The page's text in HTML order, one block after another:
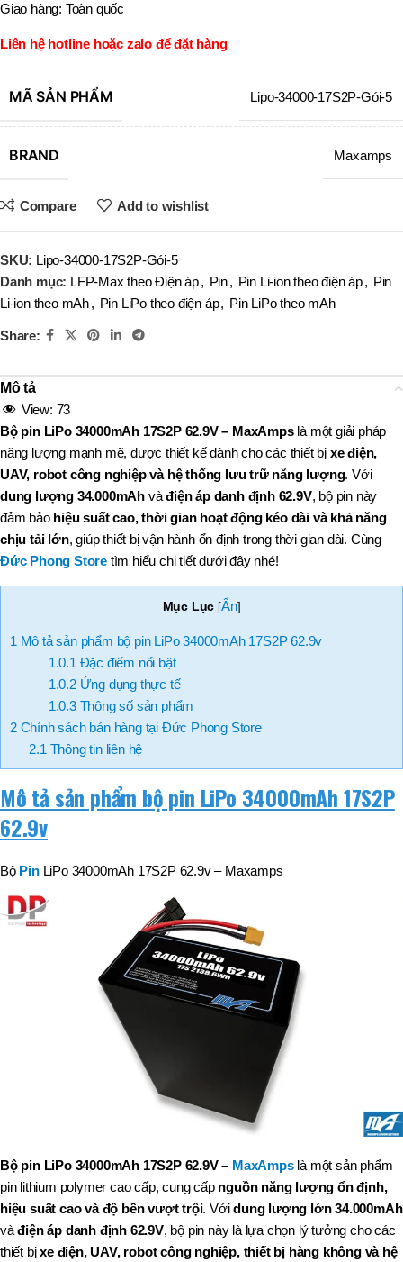
Giao hàng: Toàn quốc
Liên hệ hotline hoặc zalo đểđặthàng
MÃ SẢN PHẨM Lipo-34000-17S2P-Gói-5
BRAND Maxamps
Compare Add to wishlist
SKU: Lipo-34000-17S2P-Gói-5
Danh mục: LFP-Max theo Điện áp, Pin, Pin Li-ion theo điện áp, Pin
Li-ion theo mAh, Pin LiPo theo điện áp, Pin LiPo theo mAh
Share:
Mô tả
View: 73
Bộ pin LiPo 34000mAh 17S2P 62.9V – MaxAmpslà một giải pháp
năng lượng mạnh mẽ, được thiết kế dành cho các thiết bị xe điện,
UAV, robot công nghiệp và hệ thống lưu trữ năng lượng. Với
dung lượng 34.000mAh vàđiện áp danh định 62.9V, bộ pin này
đảm bảo hiệu suất cao, thời gian hoạt động kéo dài và khả năng
chịu tải lớn, giúp thiết bị vận hành ổn định trong thời gian dài. Cùng
Đức Phong Store tìm hiểu chi tiết dưới đây nhé!
Mục Lục [Ẩn]
1 Mô tả sản phẩm bộ pin LiPo 34000mAh 17S2P 62.9v
1.0.1 Đặc điểm nổi bật
1.0.2Ứng dụng thực tế
1.0.3Thông số sản phẩm
2Chính sách bán hàng tại Đức Phong Store
2.1 Thông tin liên hệ
Mô tả sản phẩm bộ pin LiPo 34000mAh 17S2P
62.9v
Bộ PinLiPo 34000mAh 17S2P 62.9v – Maxamps
Bộ pin LiPo 34000mAh 17S2P 62.9V – MaxAmps là một sản phẩm
pin lithium polymer cao cấp, cung cấp nguồn năng lượng ổn định,
hiệu suất cao và độ bền vượt trội. Vớidung lượng lớn 34.000mAh
vàđiện áp danh định 62.9V, bộ pin này là lựa chọn lý tưởng cho các
thiết bịxe điện, UAV, robot công nghiệp, thiết bị hàng không và hệ